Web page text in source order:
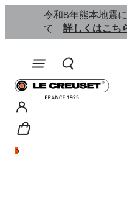
令和8年熊本地震
て 詳しくはこち
0